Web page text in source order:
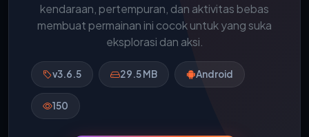
kendaraan, pertempuran, dan aktivitas bebas
membuat permainan ini cocok untuk yang suka
eksplorasi dan aksi.
v3.6.5 29.5 MB Android
150